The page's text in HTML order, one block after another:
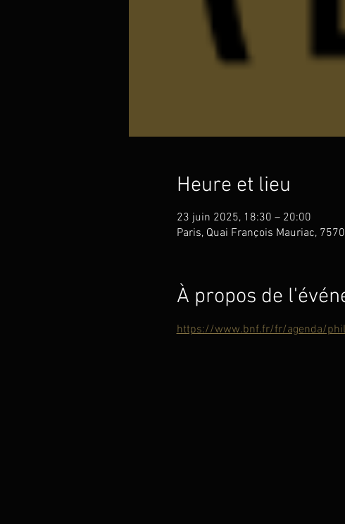
Heure et lieu
23 juin 2025, 18:30 – 20:00
Paris, Quai François Mauriac,
À propos de
https://www.bnf.fr/fr/agenda/